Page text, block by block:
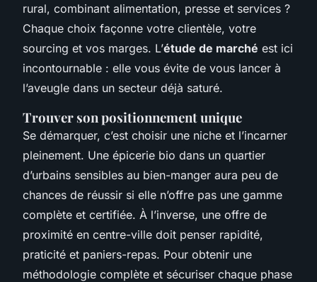
rural, combinant alimentation, presse et services ?
Chaque choix façonne votre clientèle, votre
sourcing et vos marges. L’étude de marché est ici
incontournable : elle vous évite de vous lancer à
l’aveugle dans un secteur déjà saturé.
Trouver son positionnement unique
Se démarquer, c’est choisir une niche et l’incarner
pleinement. Une épicerie bio dans un quartier
d’urbains sensibles au bien-manger aura peu de
chances de réussir si elle n’offre pas une gamme
complète et certifiée. À l’inverse, une offre de
proximité en centre-ville doit penser rapidité,
praticité et paniers-repas. Pour obtenir une
méthodologie complète et sécuriser chaque phase